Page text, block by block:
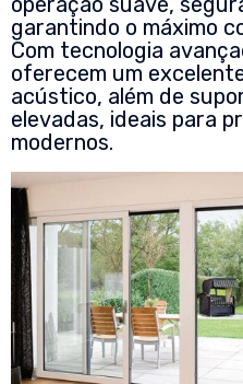
garantindo o máximo
Com tecnologia
oferecem um
acústico, além de
elevadas, ideais para
modernos.